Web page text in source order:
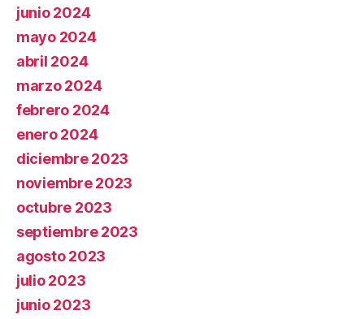
junio 2024
mayo 2024
abril 2024
marzo 2024
febrero 2024
enero 2024
diciembre 2023
noviembre 2023
octubre 2023
septiembre 2023
agosto 2023
julio 2023
junio 2023